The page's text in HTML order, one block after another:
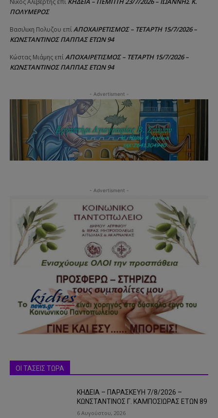
Νίκος Αλιβερτης επί
ΠΟΛΥΜΕΡΟΣ
Βασιλικη Πολυζου επίΑΠΟΧΑΙΡΕΤΙΣΜΟΣ – ΤΕΤΑΡΤΗ 15/7/2026 –
ΚΩΝΣΤΑΝΤΙΝΟΣ ΠΑΠΠΑΣ ΕΤΩΝ 94
Κώστας Μιάμης επίΑΠΟΧΑΙΡΕΤΙΣΜΟΣ – ΤΕΤΑΡΤΗ 15/7/2026 –
ΚΩΝΣΤΑΝΤΙΝΟΣ ΠΑΠΠΑΣ ΕΤΩΝ 94
- Advertisment -
- Advertisment -
ΟΙ ΤΑΣΕΙΣ ΤΩΡΑ
ΚΗΔΕΙΑ – ΠΑΡΑΣΚΕΥΗ 7/8/2026 –
ΚΩΝΣΤΑΝΤΙΝΟΣ Γ. ΚΑΜΠΟΣΙΩΡΑΣ ΕΤΩΝ 89
6 Αυγούστου, 2026